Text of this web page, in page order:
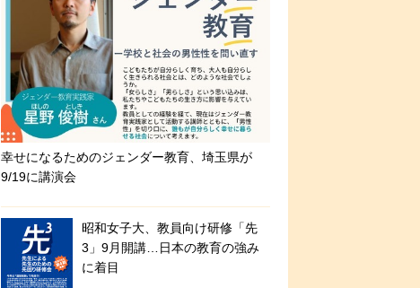
幸せになるためのジェンダー教育、埼玉県が
9/19に講演会
昭和女子大、教員向け研修「先
3」9月開講…日本の教育の強み
に着目